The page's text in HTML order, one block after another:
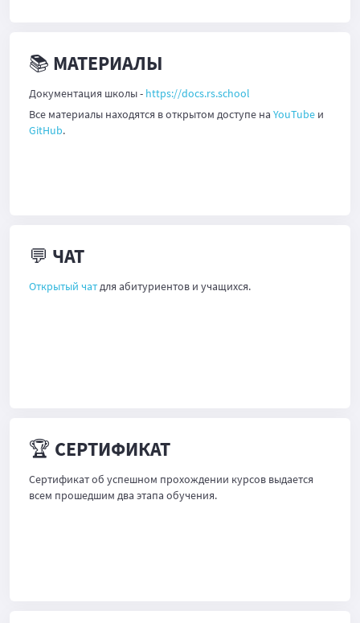
📚 МАТЕРИАЛЫ
Документация школы - https://docs.rs.school
Все материалы находятся в открытом доступе на YouTube и
GitHub.
💬 ЧАТ
Открытый чатдля абитуриентов и учащихся.
🏆 СЕРТИФИКАТ
Сертификат об успешном прохождении курсов выдается
всем прошедшим два этапа обучения.